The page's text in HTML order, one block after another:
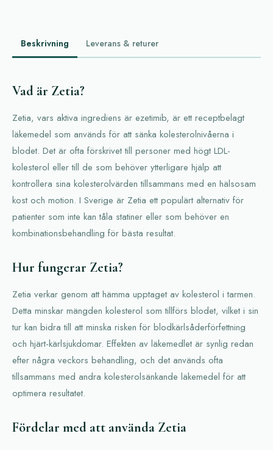
Beskrivning Leverans & returer
Vad är Zetia?
Zetia, vars aktiva ingrediens är ezetimib, är ett receptbelagt
läkemedel som används för att sänka kolesterolnivåerna i
blodet. Det är ofta förskrivet till personer med högt LDL-
kolesterol eller till de som behöver ytterligare hjälp att
kontrollera sina kolesterolvärden tillsammans med en hälsosam
kost och motion. I Sverige är Zetia ett populärt alternativ för
patienter som inte kan tåla statiner eller som behöver en
kombinationsbehandling för bästa resultat.
Hur fungerar Zetia?
Zetia verkar genom att hämma upptaget av kolesterol i tarmen.
Detta minskar mängden kolesterol som tillförs blodet, vilket i sin
tur kan bidra till att minska risken för blodkärlsåderförfettning
och hjärt-kärlsjukdomar. Effekten av läkemedlet är synlig redan
efter några veckors behandling, och det används ofta
tillsammans med andra kolesterolsänkande läkemedel för att
optimera resultatet.
Fördelar med att använda Zetia